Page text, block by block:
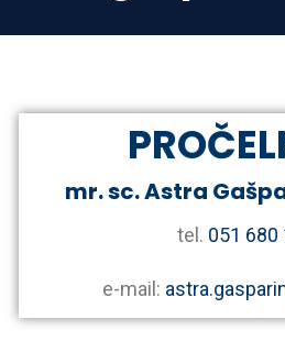
mr. sc. Astra
tel. 051 680
e-mail: